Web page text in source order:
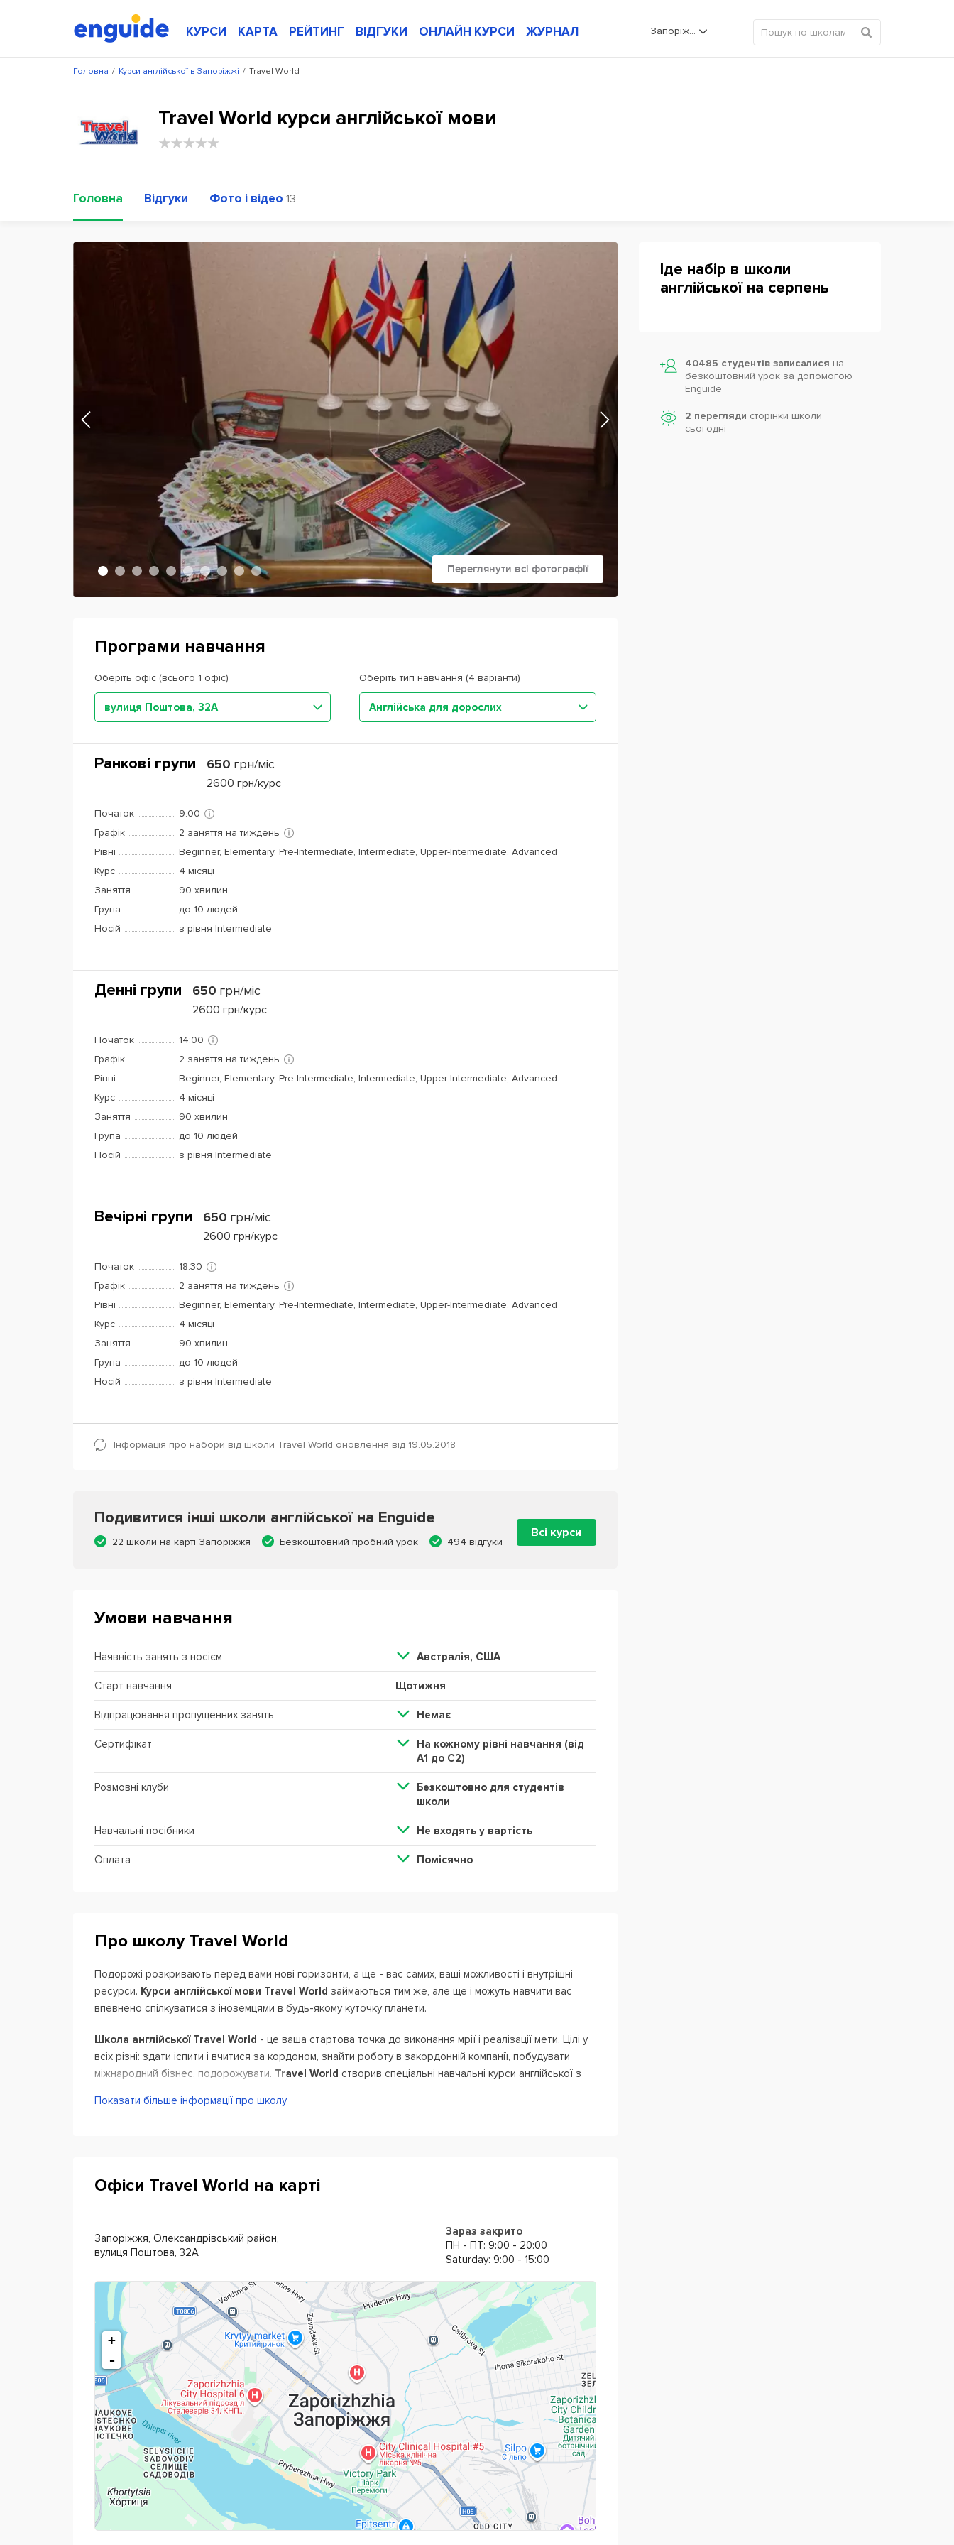
КУРСИ КАРТА РЕЙТИНГ ВІДГУКИ ОНЛАЙН КУРСИ ЖУРНАЛ Запоріжжя
/
Головна /
Курси англійської в Запоріжжі Travel World
Travel World курси англійської мови
Головна Відгуки Фото і відео 13
Переглянути всі фотографії
Програми навчання
Оберіть офіс (всього 1 офіс)
вулиця Поштова, 32А
Оберіть тип навчання (4 варіанти)
Англійська для дорослих
Ранкові групи 650 грн/міс
2600 грн/курс
Початок
9:00
Графік
2 заняття на тиждень
Рівні
Beginner, Elementary, Pre-Intermediate, Intermediate, Upper-Intermediate, Advanced
Курс
4 місяці
Заняття
90 хвилин
Група
до 10 людей
Носій
з рівня Intermediate
Денні групи 650 грн/міс
2600 грн/курс
Початок
14:00
Графік
2 заняття на тиждень
Рівні
Beginner, Elementary, Pre-Intermediate, Intermediate, Upper-Intermediate, Advanced
Курс
4 місяці
Заняття
90 хвилин
Група
до 10 людей
Носій
з рівня Intermediate
Вечірні групи 650 грн/міс
2600 грн/курс
Початок
18:30
Графік
2 заняття на тиждень
Рівні
Beginner, Elementary, Pre-Intermediate, Intermediate, Upper-Intermediate, Advanced
Курс
4 місяці
Заняття
90 хвилин
Група
до 10 людей
Носій
з рівня Intermediate
Інформація про набори від школи Travel World оновлення від 19.05.2018
Подивитися інші школи англійської на Enguide
22 школи на карті Запоріжжя Безкоштовний пробний урок 494 відгуки
Всі курси
Умови навчання
Наявність занять з носієм Австралія, США
Старт навчання Щотижня
Відпрацювання пропущенних занять Немає
Сертифікат
На кожному рівні навчання (від
А1 до С2)
Розмовні клуби
Безкоштовно для студентів
школи
Навчальні посібники Не входять у вартість
Оплата Помісячно
Про школу Travel World
Подорожі розкривають перед вами нові горизонти, а ще - вас самих, ваші можливості і внутрішні
ресурси. Курси англійської мови Travel World займаються тим же, але ще і можуть навчити вас
впевнено спілкуватися з іноземцями в будь-якому куточку планети.
Школа англійської Travel World - це ваша стартова точка до виконання мрії і реалізації мети. Цілі у
всіх різні: здати іспити і вчитися за кордоном, знайти роботу в закордонній компанії, побудувати
міжнародний бізнес, подорожувати. Travel World створив спеціальні навчальні курси англійської з
Навчання може бути індивідуальним або в групі. У деяких курсах робота в групі краще для
Методика навчання в мовній
- комунікативна, яка об'єднує в собі найефективніші
оптимальним у всьому світі для вивчення англійської мови як і рідного.
Курси англійської мови Travel Worldпропонують багато акційних пропозицій та знижок на
навчання, при тому що ціни і так дуже доступні.
Показати більше інформації про школу
Офіси Travel World на карті
Запоріжжя, Олександрівський район,
вулиця Поштова, 32А
Зараз закрито
ПН - ПТ: 9:00 - 20:00
Saturday: 9:00 - 15:00
+
-
Іде набір в школи
англійської на серпень
40485 студентів записалися на
безкоштовний урок за допомогою
Enguide
2 перегляди сторінки школи
cьогодні